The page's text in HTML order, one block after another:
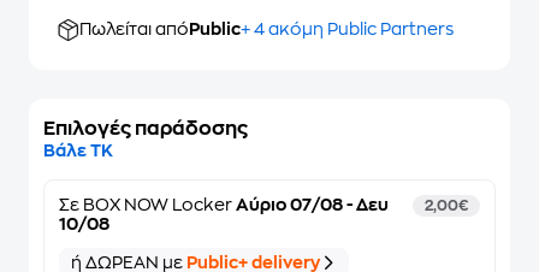
Πωλείται από Public+ 4 ακόμη Public Partners
Επιλογές παράδοσης
Βάλε ΤΚ
Σε BOX NOW Locker Αύριο 07/08 - Δευ
10/08
2,00€
ή ΔΩΡΕΑΝ με Public+ delivery